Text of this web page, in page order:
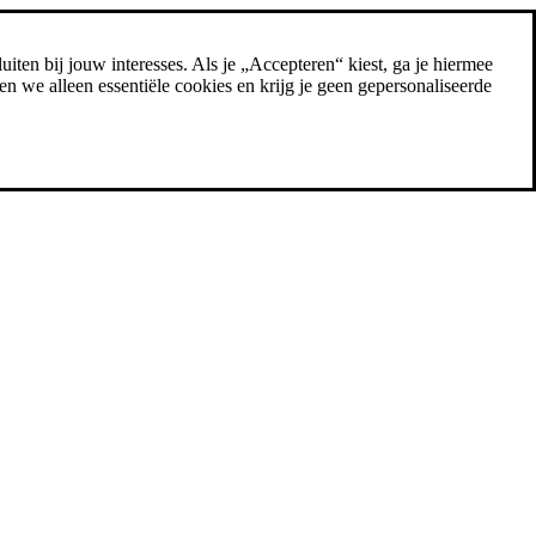
bij jouw interesses. Als je „Accepteren“ kiest, ga je hiermee
we alleen essentiële cookies en krijg je geen gepersonaliseerde